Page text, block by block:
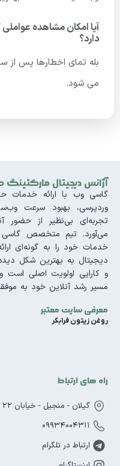
آیا امکان مشاهده
دارد؟
بله تمای اخطارها پس
می شود.
آژانس دیجیتال
گاسی وب با ارائه خدمات
وردپرسی، بهبود سرعت
تجربه‌ای بی‌نظیر از حضور
می‌آورد. تیم متخصص گاسی
خدمات خود را به گونه‌ای
دیجیتال به بهترین شکل
و کارایی اولویت اصلی است
مسیر رشد آنلاین خود به
معرفی سایت معتبر
روغن زیتون فرابکر
راه های ارتباط
گیلان - منجیل - خیابان 22 بهمن
09934004311
ارتباط در تلگرام